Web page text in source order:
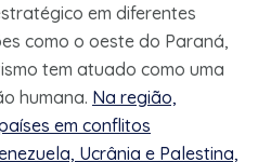
em diferentes
como o oeste do Paraná,
tem atuado como uma
humana. Na região,
em conflitos
Ucrânia e Palestina,